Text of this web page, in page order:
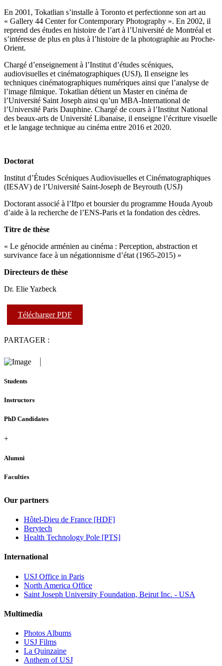
En 2001, Tokatlian s’installe à Toronto et perfectionne son art au
« Gallery 44 Center for Contemporary Photography ». En 2002, il
reprend des études en histoire de l’art à l’Université de Montréal et
s’intéresse de plus en plus à l’histoire de la photographie au Proche-
Orient.
Chargé d’enseignement à l’Institut d’études scéniques,
audiovisuelles et cinématographiques (USJ), Il enseigne les
techniques cinématographiques numériques ainsi que l’analyse de
l’image filmique. Tokatlian détient un Master en cinéma de
l’Université Saint Joseph ainsi qu’un MBA-International de
l’Université Paris Dauphine. Chargé de cours à l’Institut National
des beaux-arts de Université Libanaise, il enseigne l’écriture visuelle
et le langage technique au cinéma entre 2016 et 2020.
Doctorat
Institut d’Études Scéniques Audiovisuelles et Cinématographiques
(IESAV) de l’Université Saint-Joseph de Beyrouth (USJ)
Doctorant associé à l’Ifpo et boursier du programme Houda Ayoub
d’aide à la recherche de l’ENS-Paris et la fondation des cèdres.
Titre de thèse
« Le génocide arménien au cinéma : Perception, abstraction et
survivance face à un négationnisme d’état (1965-2015) »
Directeurs de thèse
Dr. Elie Yazbeck
Télécharger PDF
PARTAGER :
Students
Instructors
PhD Candidates
+
Alumni
Faculties
Our partners
Hôtel-Dieu de France [HDF]
Berytech
Health Technology Pole [PTS]
International
USJ Office in Paris
North America Office
Saint Joseph University Foundation, Beirut Inc. - USA
Multimedia
Photos Albums
USJ Films
La Quinzaine
Anthem of USJ